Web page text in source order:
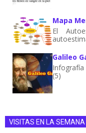
Mapa
El
Galileo
(5)
VISITAS EN LA SEMANA